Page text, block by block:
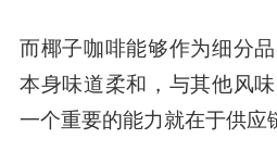
而椰子咖啡能够作为细分
本身味道柔和，与其他风
一个重要的能力就在于供应